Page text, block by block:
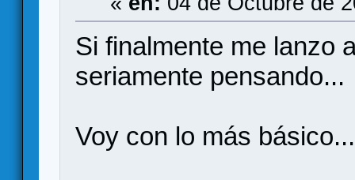
Si finalmente me lanzo
seriamente pensando...
Voy con lo más básico...